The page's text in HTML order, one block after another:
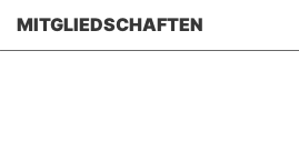
MITGLIEDSCHAFTEN